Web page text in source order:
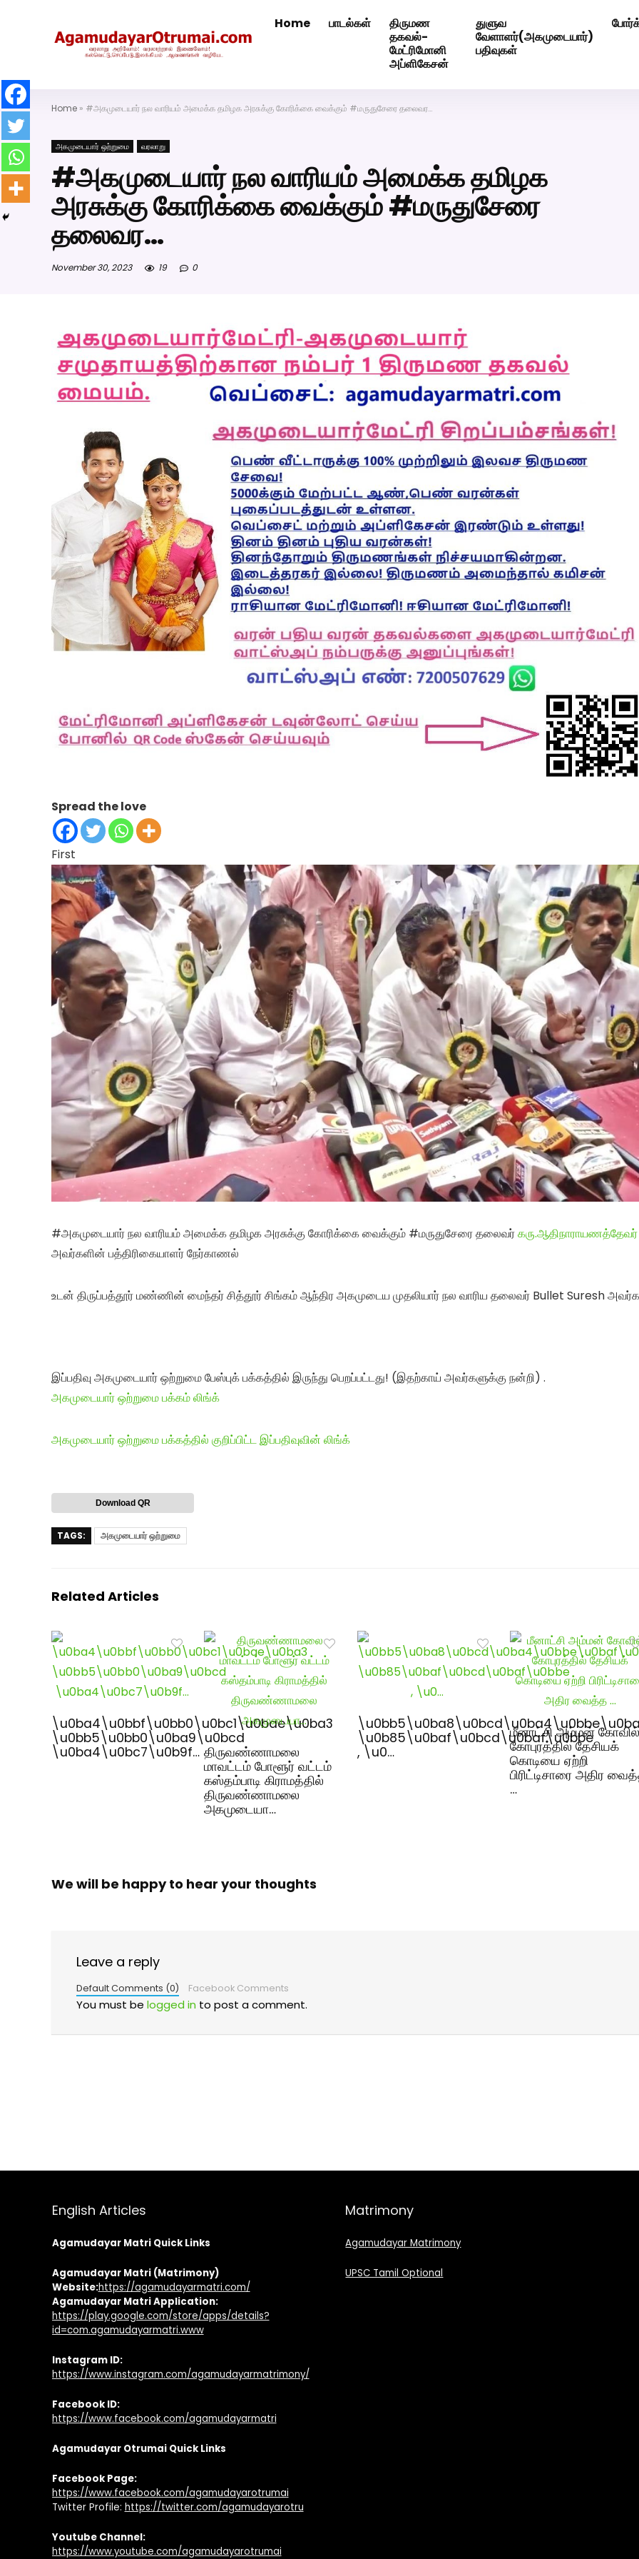
Home பாடல்கள்
திருமண
தகவல்-
மேட்ரிமோனி
அப்ளிகேசன்
துளுவ
வேளாளர்(அகமுடையார்)
பதிவுகள்
Home » #அகமுடையார் நல வாரியம் அமைக்க தமிழக அரசுக்கு கோரிக்கை வைக்கும் #மருதுசேரை தலைவர…
அகமுடையார் ஒற்றுமை வரலாறு
#அகமுடையார் நல வாரியம் அமைக்க தமிழக
அரசுக்கு கோரிக்கை வைக்கும் #மருதுசேரை
தலைவர…
November 30, 2023 19 0
Spread the love
First
#அகமுடையார் நல வாரியம் அமைக்க தமிழக அரசுக்கு கோரிக்கை வைக்கும் #மருதுசேரை தலைவர்கரு.ஆதிநாராயணத்தேவர்
அவர்களின் பத்திரிகையாளர் நேர்காணல்
உடன் திருப்பத்தூர் மண்ணின் மைந்தர் சித்தூர் சிங்கம் ஆந்திர அகமுடைய முதலியார் நல வாரிய தலைவர் Bullet Suresh
இப்பதிவு அகமுடையார் ஒற்றுமை பேஸ்புக் பக்கத்தில் இருந்து பெறப்பட்டது! (இதற்காய் அவர்களுக்கு நன்றி) .
அகமுடையார் ஒற்றுமை பக்கம் லிங்க்
அகமுடையார் ஒற்றுமை பக்கத்தில் குறிப்பிட்ட இப்பதிவுவின் லிங்க்
Download QR
TAGS: அகமுடையார் ஒற்றுமை
Related Articles
\u0ba4\u0bbf\u0bb0\u0bc1\u0bae\u0ba3
\u0bb5\u0bb0\u0ba9\u0bcd
\u0ba4\u0bc7\u0b9f… திருவண்ணாமலை
மாவட்டம் போளூர் வட்டம்
கஸ்தம்பாடி கிராமத்தில்
திருவண்ணாமலை
அகமுடையா…
\u0b85\u0baf\u0bcd\u0baf\u0bbe
, \u0…
மீனாட்சி அம்மன் கோவில்
கோபுரத்தில் தேசியக்
கொடியை ஏற்றி
பிரிட்டிசாரை அதிர
…
We will be happy to hear your thoughts
Leave a reply
Default Comments (0) Facebook Comments
You must be logged in to post a comment.
English Articles
Agamudayar Matri Quick Links
Agamudayar Matri (Matrimony)
Website:https://agamudayarmatri.com/
Agamudayar Matri Application:
https://play.google.com/store/apps/details?
id=com.agamudayarmatri.www
Instagram ID:
https://www.instagram.com/agamudayarmatrimony/
Facebook ID:
https://www.facebook.com/agamudayarmatri
Agamudayar Otrumai Quick Links
Facebook Page:
https://www.facebook.com/agamudayarotrumai
Twitter Profile: https://twitter.com/agamudayarotru
Youtube Channel:
https://www.youtube.com/agamudayarotrumai
Matrimony
Agamudayar Matrimony
UPSC Tamil Optional
அகமுடையார் திருமண வரன்களுக்கு அகமுடையார்மேட்ரி-பெண் வீட்டாருக்கு 100% இலவச திருமண சேவை! வாட்ஸப் எண்: